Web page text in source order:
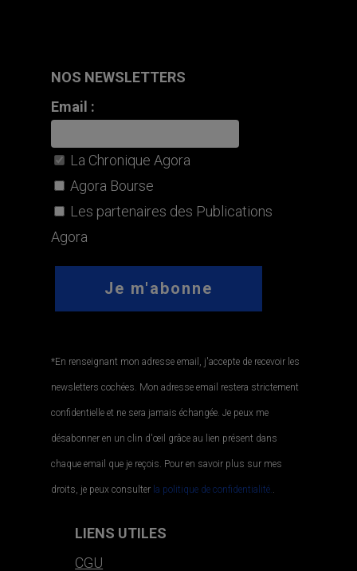
NOS NEWSLETTERS
Email :
La Chronique Agora
Agora Bourse
Les partenaires des Publications
Agora
*En renseignant mon adresse email, j'accepte de recevoir les
newsletters cochées. Mon adresse email restera strictement
confidentielle et ne sera jamais échangée. Je peux me
désabonner en un clin d'œil grâce au lien présent dans
chaque email que je reçois. Pour en savoir plus sur mes
droits, je peux consulter la politique de confidentialité..
LIENS UTILES
CGU